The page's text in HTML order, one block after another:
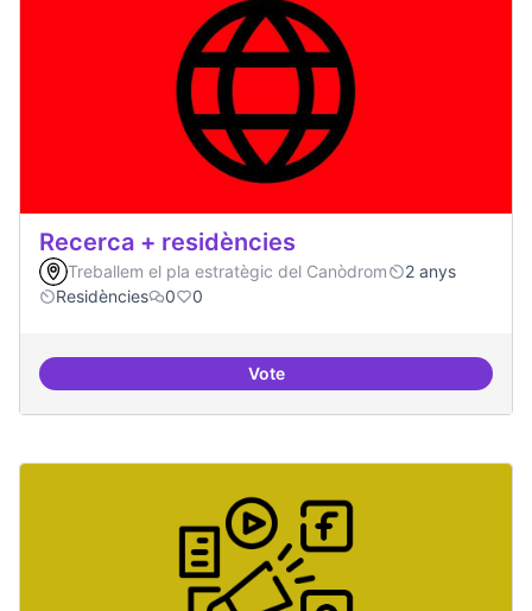
Recerca + residències
Treballem el pla estratègic del Canòdrom
2 anys
Residències
0 0
VoteRecerca + residències